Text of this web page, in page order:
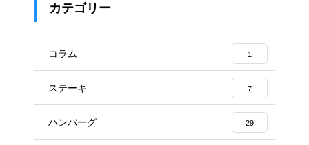
カテゴリー
コラム 1
ステーキ 7
ハンバーグ 29